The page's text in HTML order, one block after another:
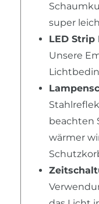
super
LED
Unsere
beachten
wärmer